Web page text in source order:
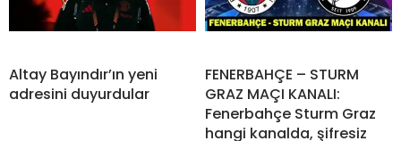
Altay Bayındır’ın yeni
adresini duyurdular
FENERBAHÇE – STURM
GRAZ MAÇI KANALI:
Fenerbahçe Sturm Graz
hangi kanalda, şifresiz